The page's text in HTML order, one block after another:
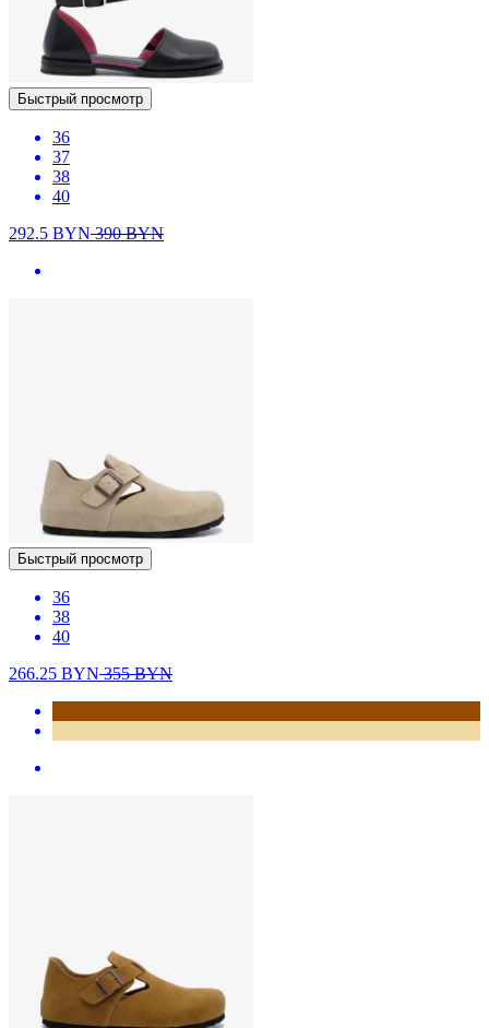
Быстрый просмотр
36
37
38
40
292.5 BYN390BYN
Быстрый просмотр
36
38
40
266.25 BYN355BYN